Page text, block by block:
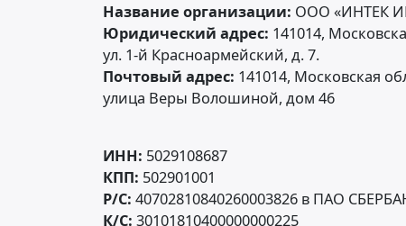
Название организации: ООО «ИНТЕК
Юридический адрес: 141014,
ул. 1-й Красноармейский, д. 7.
Почтовый адрес: 141014, Московская
улица Веры Волошиной, дом 46
ИНН: 5029108687
КПП: 502901001
Р/С: 40702810840260003826 в ПАО
К/C: 30101810400000000225